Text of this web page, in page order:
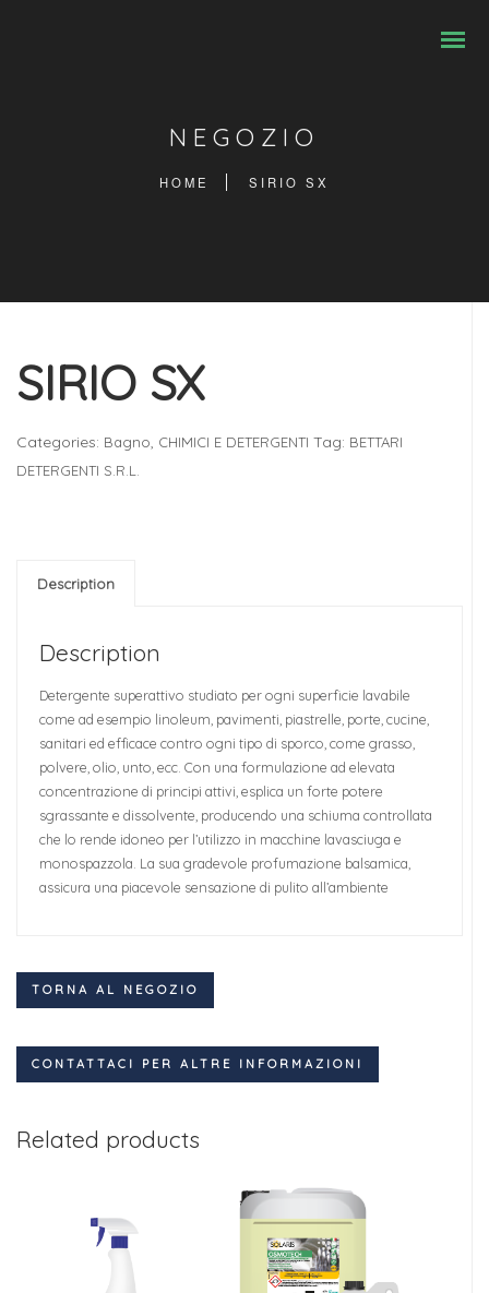
NEGOZIO
HOME SIRIO SX
SIRIO SX
Categories: Bagno, CHIMICI E DETERGENTI Tag: BETTARI
DETERGENTI S.R.L.
Description
Description
Detergente superattivo studiato per ogni superficie lavabile
come ad esempio linoleum, pavimenti, piastrelle, porte, cucine,
sanitari ed efficace contro ogni tipo di sporco, come grasso,
polvere, olio, unto, ecc. Con una formulazione ad elevata
concentrazione di principi attivi, esplica un forte potere
sgrassante e dissolvente, producendo una schiuma controllata
che lo rende idoneo per l’utilizzo in macchine lavasciuga e
monospazzola. La sua gradevole profumazione balsamica,
assicura una piacevole sensazione di pulito all’ambiente
TORNA AL NEGOZIO
CONTATTACI PER ALTRE INFORMAZIONI
Related products